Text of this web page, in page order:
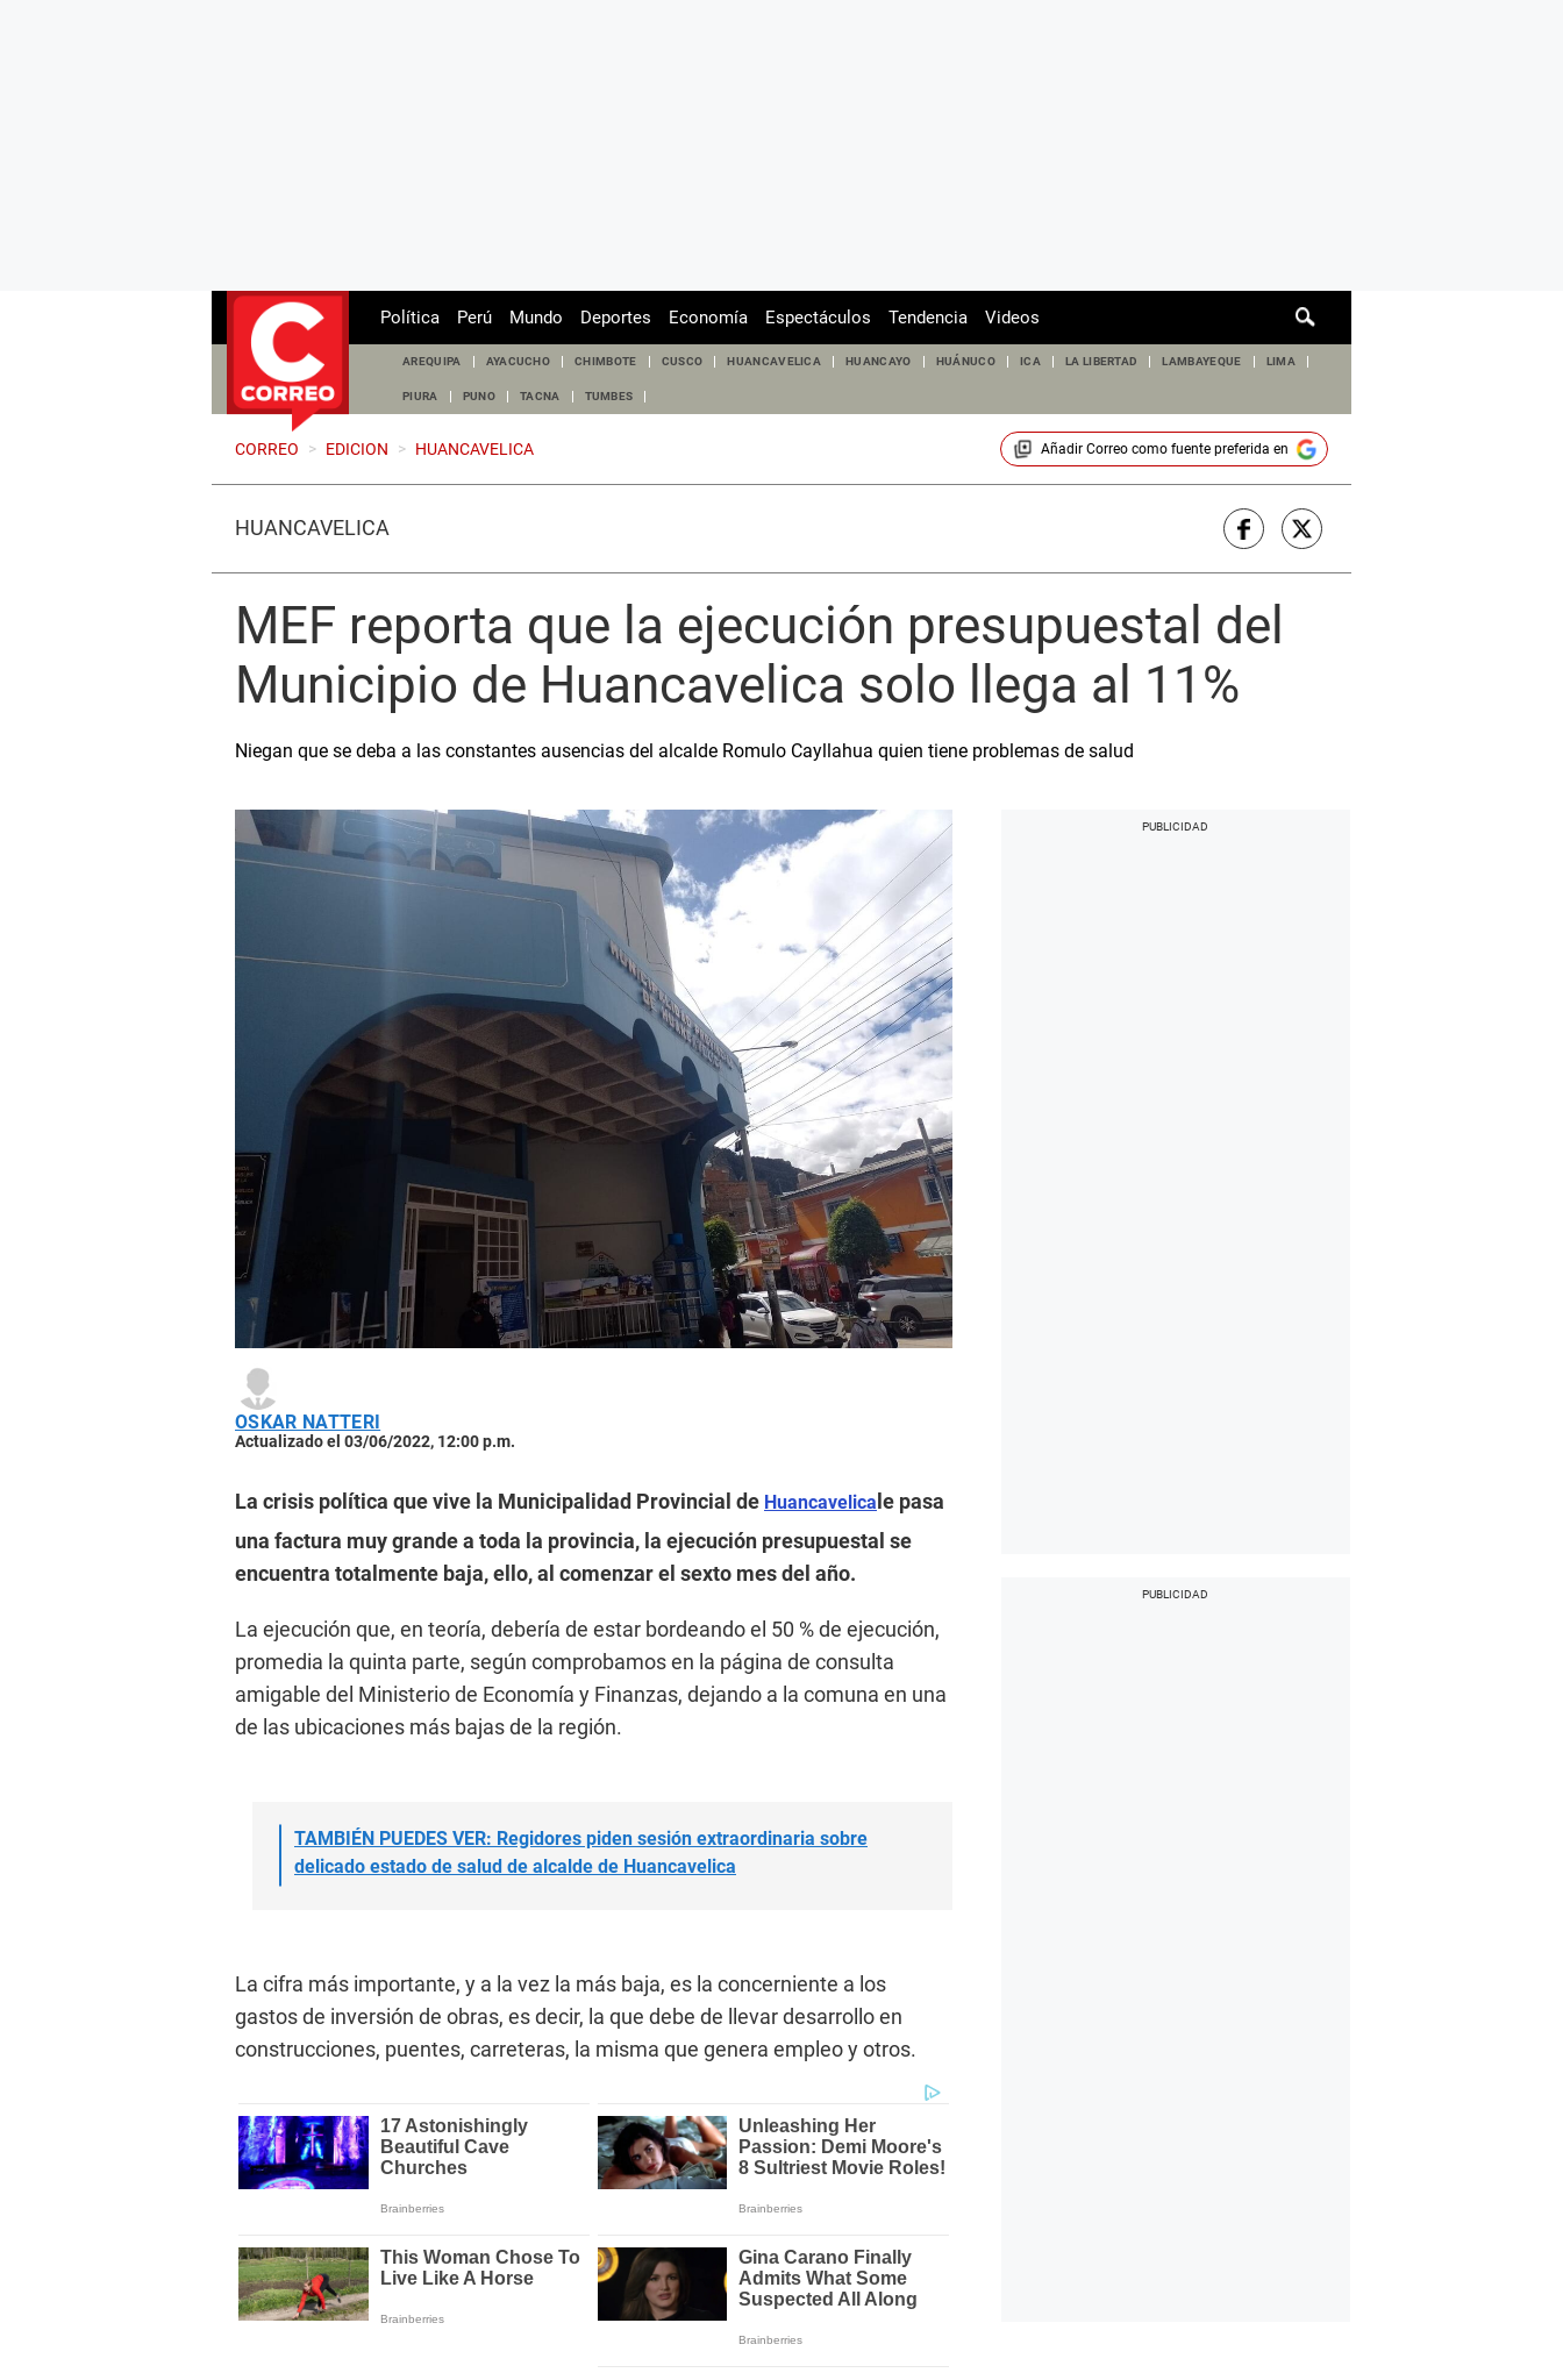
de
Política Perú Mundo Deportes Economía Espectáculos Tendencia Videos
AREQUIPA AYACUCHO CHIMBOTE CUSCO HUANCAVELICA HUANCAYO HUÁNUCO ICA LA LIBERTAD LAMBAYEQUE LIMA
PIURA PUNO TACNA TUMBES
CORREO > EDICION > HUANCAVELICA Añadir Correocomo fuente preferida en
HUANCAVELICA
MEF reporta que la ejecución presupuestal del
Municipio de Huancavelica solo llega al 11%
Niegan que se deba a las constantes ausencias del alcalde Romulo Cayllahua quien tiene problemas de salud
OSKAR NATTERI
Actualizado el 03/06/2022, 12:00 p.m.
La crisis política que vive la Municipalidad Provincial de Huancavelicale pasa
una factura muy grande a toda la provincia, la ejecución presupuestal se
encuentra totalmente baja, ello, al comenzar el sexto mes del año.
La ejecución que, en teoría, debería de estar bordeando el 50 % de ejecución,
promedia la quinta parte, según comprobamos en la página de consulta
amigable del Ministerio de Economía y Finanzas, dejando a la comuna en una
de las ubicaciones más bajas de la región.
TAMBIÉN PUEDES VER: Regidores piden sesión extraordinaria sobre
delicado estado de salud de alcalde de Huancavelica
La cifra más importante, y a la vez la más baja, es la concerniente a los
gastos de inversión de obras, es decir, la que debe de llevar desarrollo en
construcciones, puentes, carreteras, la misma que genera empleo y otros.